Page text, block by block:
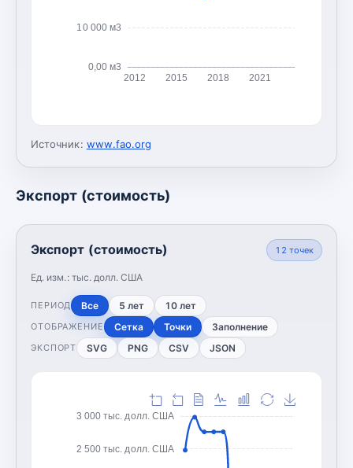
0,00 м3
10 000 м3
2012 2015 2018 2021
Источник: www.fao.org
Экспорт (стоимость)
Экспорт (стоимость)
Ед. изм.: тыс. долл. США
12 точек
ПЕРИОД Все 5 лет 10 лет
ОТОБРАЖЕНИЕ Сетка Точки Заполнение
ЭКСПОРТ SVG PNG CSV JSON
2 500 тыс. долл. США
3 000 тыс. долл. США